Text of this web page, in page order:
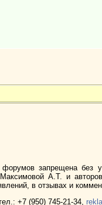
форумов запрещена без
Максимовой А.Т. и
в отзывах и
+7 (950) 745-21-34,